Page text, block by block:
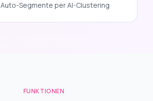
Auto-Segmente per AI-Clustering
FUNKTIONEN